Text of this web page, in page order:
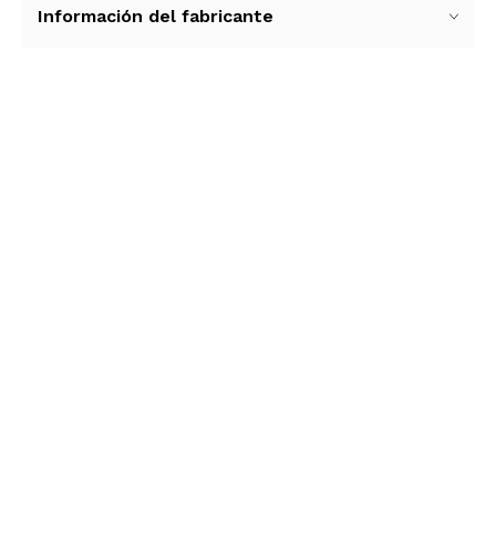
entorno de sueño higiénico y fresco con el
Información del fabricante